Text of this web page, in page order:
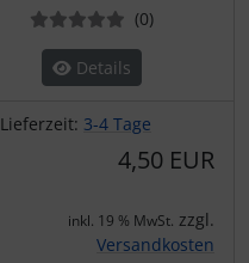
(0)
Details
Lieferzeit: 3-4 Tage
4,50 EUR
inkl. 19 % MwSt. zzgl.
Versandkosten